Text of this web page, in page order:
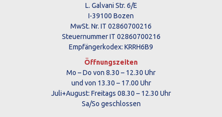
L. Galvani Str. 6/E
I-39100 Bozen
MwSt. Nr. IT 02860700216
Steuernummer IT 02860700216
Empfängerkodex: KRRH6B9
Öffnungszeiten
Mo – Do von 8.30 – 12.30 Uhr
und von 13.30 – 17.00 Uhr
Juli+August: Freitags 08.30 – 12.30 Uhr
Sa/So geschlossen